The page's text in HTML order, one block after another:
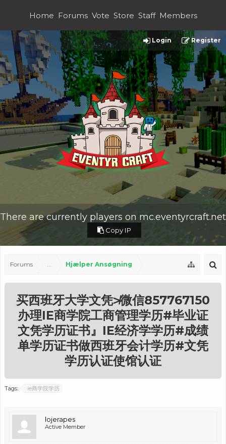
Home Forums Vote Store Staff Members
Login Register
There are currently players on mc.eventyrcraft.net
Copy IP
Forums ... Hjælper Ansøgning
买西班牙大学文凭≯微信857767150
办理IE商学院工商管理学历#毕业证
文凭学历证书』IE经济学学历#成绩
单学历证书做西班牙会计学历#文凭
学历认证使馆认证
Tags: ie商学院学历
lojerapes
Active Member